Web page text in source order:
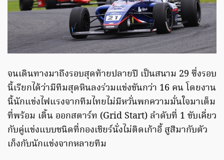
จนเดินทางมาถึงรอบสุดท้ายปลายปี เป็นสนาม 29 ซึ่งรอบ
นี้เรียกได้ว่ามีทีมสุดหินลงร่วมแข่งขันกว่า 16 คน โดยงาน
นี้นักแข่งไฟแรงจากทีมไทยไม่มีหวั่นพกความมั่นใจมาเต็ม
ที่พร้อม เติ้น ออกสตาร์ท (Grid Start) ลำดับที่ 1 ขับเคี่ยว
กับคู่แข่งแบบชนิดที่กองเชียร์นั่งไม่ติดเก้าอี้ สูสีมากับตัว
เก็งกับนักแข่งจากหลายทีม